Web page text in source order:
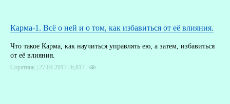
Карма-1. Всё о ней и о том, как избавиться от её влияния.
Что такое Карма, как научиться управлять ею, а затем, избавиться
от её влияния.
Соратник | 27.04.2017 | 6,817